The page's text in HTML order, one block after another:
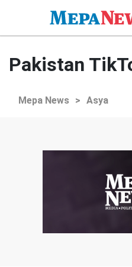
Pakistan
Mepa News > Asya